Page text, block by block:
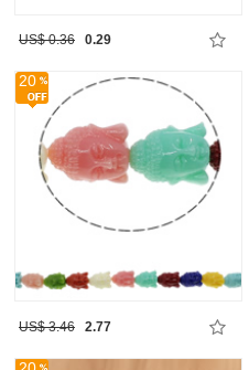
US$ 0.36 0.29
20
US$ 3.46 2.77